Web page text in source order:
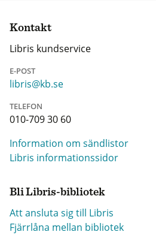
Kontakt
Libris kundservice
E-POST
libris@kb.se
TELEFON
010-709 30 60
Information om sändlistor
Libris informationssidor
Bli Libris-bibliotek
Att ansluta sig till Libris
Fjärrlåna mellan bibliotek